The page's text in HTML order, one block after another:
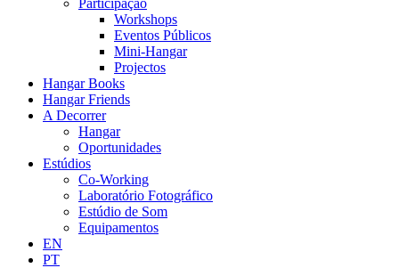
Participação
Workshops
Eventos Públicos
Mini-Hangar
Projectos
Hangar Books
Hangar Friends
A Decorrer
Hangar
Oportunidades
Estúdios
Co-Working
Laboratório Fotográfico
Estúdio de Som
Equipamentos
EN
PT